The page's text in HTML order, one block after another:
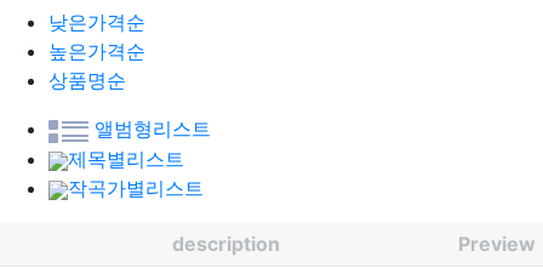
낮은가격순
높은가격순
상품명순
앨범형리스트
제목별리스트
작곡가별리스트
description
Preview